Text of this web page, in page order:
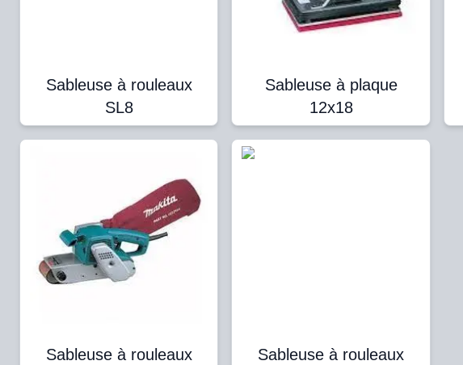
Sableuse à rouleaux
SL8
Sableuse à plaque
12x18
Sableuse à rouleaux Sableuse à rouleaux